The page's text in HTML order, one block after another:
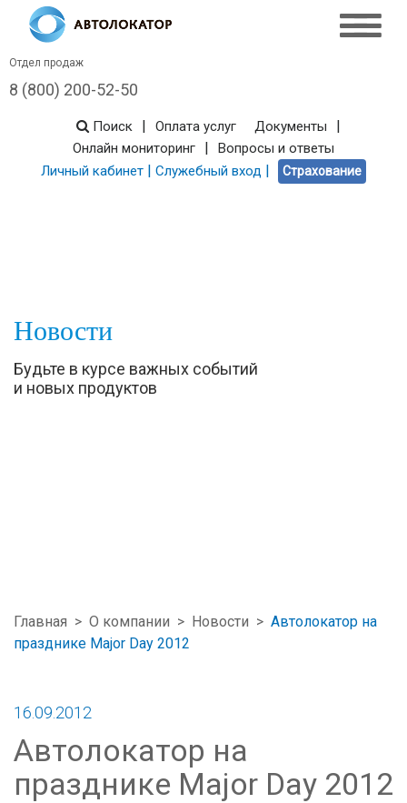
Отдел продаж
8 (800) 200-52-50
Поиск | Оплата услуг Документы |
Онлайн мониторинг |
Вопросы и ответы
Личный кабинет | Служебный вход | Страхование
Новости
Будьте в курсе важных событий
и новых продуктов
Главная > О компании > Новости > Автолокатор на
празднике Major Day 2012
16.09.2012
Автолокатор на
празднике Major Day 2012